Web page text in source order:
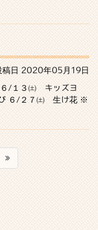
稿日 2020年05月19日
/１３㈯ キッズヨ
６/２７㈯ 生け花 ※